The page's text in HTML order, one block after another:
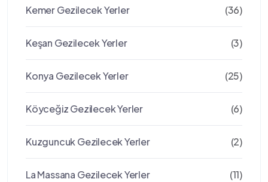
Kemer Gezilecek Yerler (36)
Keşan Gezilecek Yerler (3)
Konya Gezilecek Yerler (25)
Köyceğiz Gezilecek Yerler (6)
Kuzguncuk Gezilecek Yerler (2)
La Massana Gezilecek Yerler (11)